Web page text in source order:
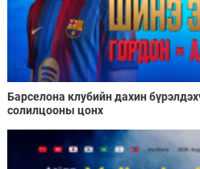
Барселона клубийн дахин
солилцооны цонх